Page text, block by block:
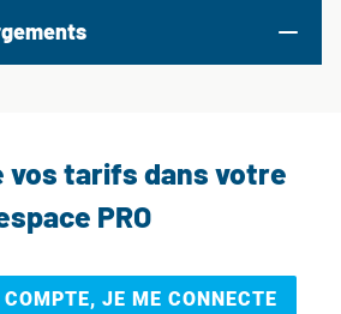
vos tarifs dans votre
PRO
JE ME CONNECTE